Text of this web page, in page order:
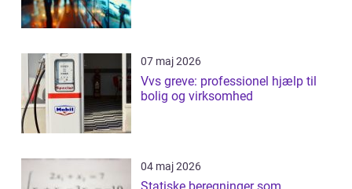
07 maj 2026
Vvs greve: professionel hjælp til
bolig og virksomhed
04 maj 2026